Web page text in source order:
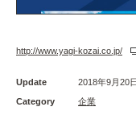
http://www.yagi-kozai.co.jp/
Update
2018年9月20日
Category
企業